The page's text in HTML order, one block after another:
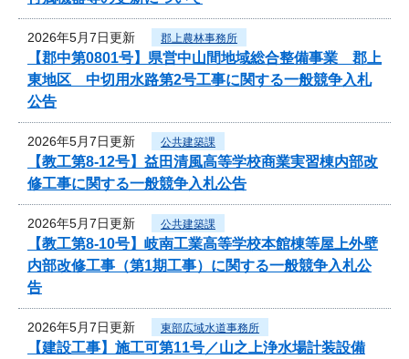
2026年5月7日更新 郡上農林事務所
【郡中第0801号】県営中山間地域総合整備事業 郡上
東地区 中切用水路第2号工事に関する一般競争入札
公告
2026年5月7日更新 公共建築課
【教工第8-12号】益田清風高等学校商業実習棟内部改
修工事に関する一般競争入札公告
2026年5月7日更新 公共建築課
【教工第8-10号】岐南工業高等学校本館棟等屋上外壁
内部改修工事（第1期工事）に関する一般競争入札公
告
2026年5月7日更新 東部広域水道事務所
【建設工事】施工可第11号／山之上浄水場計装設備